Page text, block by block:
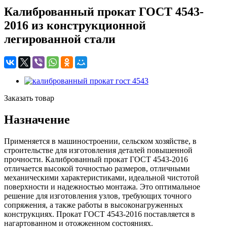
Калиброванный прокат ГОСТ 4543-
2016 из конструкционной
легированной стали
Заказать товар
Назначение
Применяется в машиностроении, сельском хозяйстве, в
строительстве для изготовления деталей повышенной
прочности. Калиброванный прокат ГОСТ 4543-2016
отличается высокой точностью размеров, отличными
механическими характеристиками, идеальной чистотой
поверхности и надежностью монтажа. Это оптимальное
решение для изготовления узлов, требующих точного
сопряжения, а также работы в высоконагруженных
конструкциях. Прокат ГОСТ 4543-2016 поставляется в
нагартованном и отожженном состояниях.